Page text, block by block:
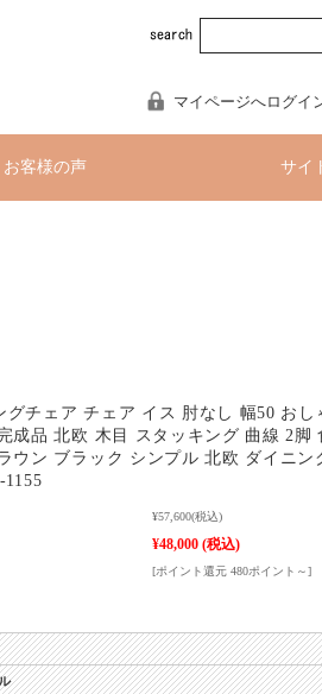
マイページへログイ
お客様の声 サイ
グチェア チェア イス 肘なし 幅50 おし
成品 北欧 木目 スタッキング 曲線 2脚
ウン ブラック シンプル 北欧 ダイニン
1155
¥57,600(税込)
¥48,000 (税込)
[ポイント還元 480ポイント～]